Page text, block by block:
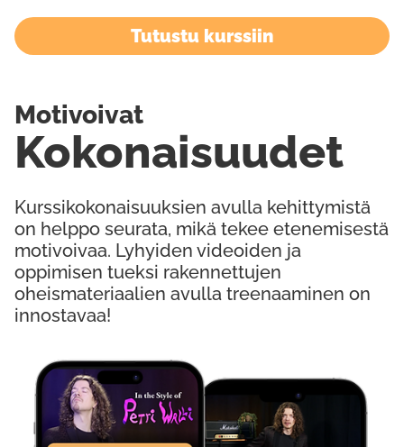
Tutustu kurssiin
Kurssikokonaisuuksien avulla kehittymistä
on helppo seurata, mikä tekee etenemisestä
motivoivaa. Lyhyiden videoiden ja
oppimisen tueksi rakennettujen
oheismateriaalien avulla treenaaminen on
innostavaa!
Kokonaisuudet
Motivoivat